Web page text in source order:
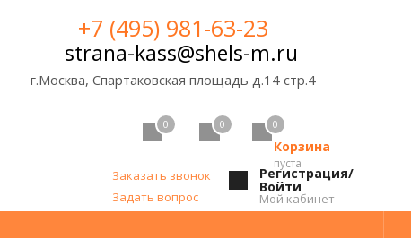
+7 (495) 981-63-23
strana-kass@shels-m.ru
г.Москва, Спартаковская площадь д.14 стр.4
0 0
Корзина
пуста
0
Регистрация/
Войти
Мой кабинет
Заказать звонок
Задать вопрос